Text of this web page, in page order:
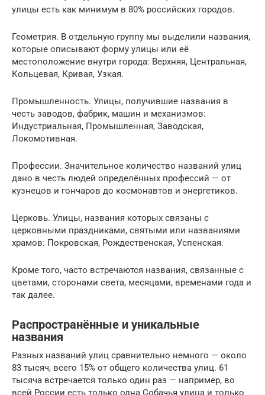
улицы есть как минимум в 80% российских городов.
Геометрия. В отдельную группу мы выделили названия,
которые описывают форму улицы или её
местоположение внутри города: Верхняя, Центральная,
Кольцевая, Кривая, Узкая.
Промышленность. Улицы, получившие названия в
честь заводов, фабрик, машин и механизмов:
Индустриальная, Промышленная, Заводская,
Локомотивная.
Профессии. Значительное количество названий улиц
дано в честь людей определённых профессий — от
кузнецов и гончаров до космонавтов и энергетиков.
Церковь. Улицы, названия которых связаны с
церковными праздниками, святыми или названиями
храмов: Покровская, Рождественская, Успенская.
Кроме того, часто встречаются названия, связанные с
цветами, сторонами света, месяцами, временами года и
так далее.
Распространённые и уникальные
названия
Разных названий улиц сравнительно немного — около
83 тысяч, всего 15% от общего количества улиц. 61
тысяча встречается только один раз — например, во
всей России есть только одна Собачья улица и только